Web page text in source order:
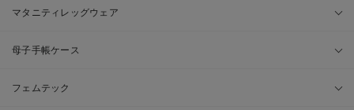
マタニティレッグウェア
母子手帳ケース
フェムテック